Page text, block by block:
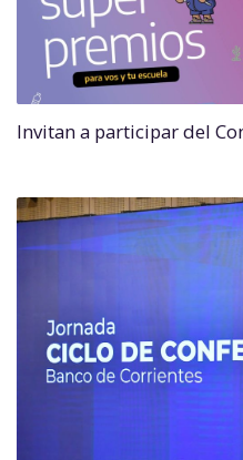
Invitan a participar del